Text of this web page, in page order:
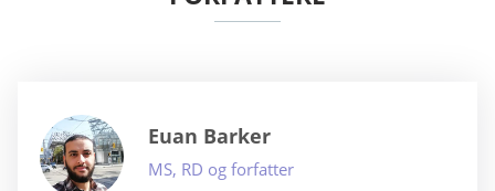
Euan Barker
MS, RD og forfatter